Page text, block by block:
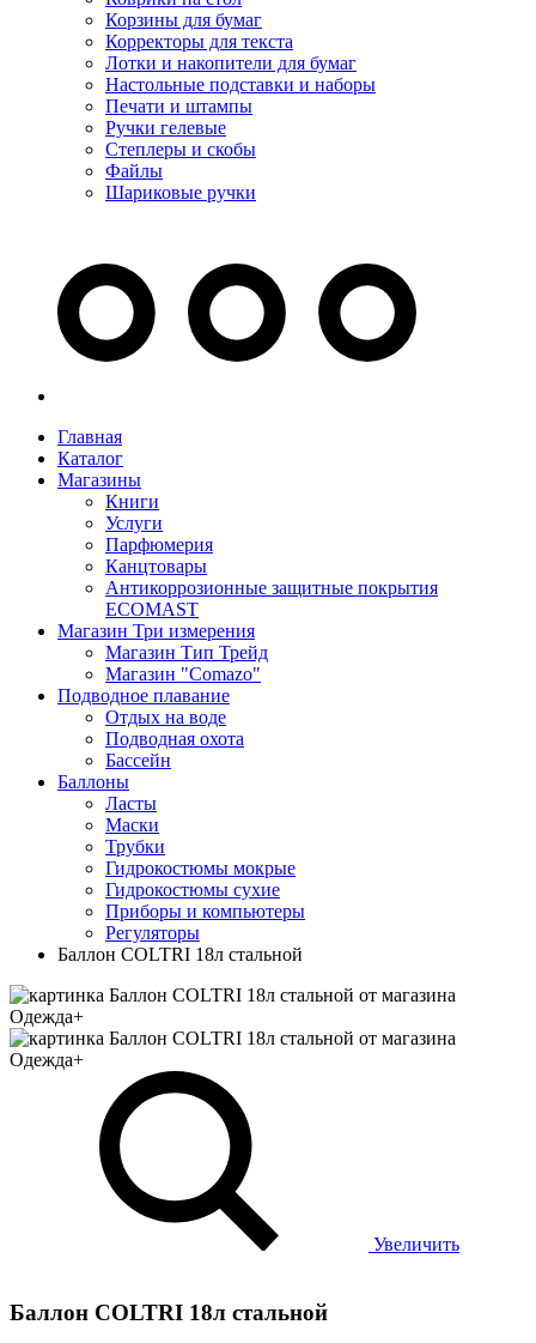
Корзины для бумаг
Корректоры для текста
Лотки и накопители для бумаг
Настольные подставки и наборы
Печати и штампы
Ручки гелевые
Степлеры и скобы
Файлы
Шариковые ручки
Главная
Каталог
Магазины
Книги
Услуги
Парфюмерия
Канцтовары
Антикоррозионные защитные покрытия
ECOMAST
Магазин Три измерения
Магазин Тип Трейд
Магазин "Comazo"
Подводное плавание
Отдых на воде
Подводная охота
Бассейн
Баллоны
Ласты
Маски
Трубки
Гидрокостюмы мокрые
Гидрокостюмы сухие
Приборы и компьютеры
Регуляторы
Баллон COLTRI 18л стальной
Увеличить
Баллон COLTRI 18л стальной